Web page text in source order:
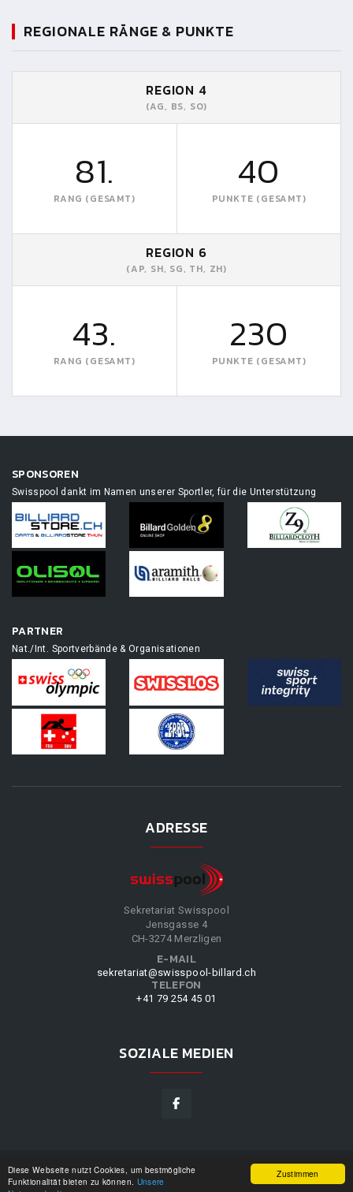
Zustimmen
Diese Webseite nutzt Cookies, um bestmögliche
Funktionalität bieten zu können. Unsere
REGIONALE RÄNGE & PUNKTE
REGION 4
(AG, BS, SO)
81.
RANG (GESAMT)
40
PUNKTE (GESAMT)
REGION 6
(AP, SH, SG, TH, ZH)
43.
RANG (GESAMT)
230
PUNKTE (GESAMT)
SPONSOREN
Swisspool dankt im Namen unserer Sportler, für die Unterstützung
PARTNER
Nat./Int. Sportverbände & Organisationen
ADRESSE
Sekretariat Swisspool
Jensgasse 4
CH-3274 Merzligen
E-MAIL
sekretariat@swisspool-billard.ch
TELEFON
+41 79 254 45 01
SOZIALE MEDIEN
SWISSPOOL©2026|DESIGN BY
UNSERE
NUTZUNGSBEDINGUNGEN